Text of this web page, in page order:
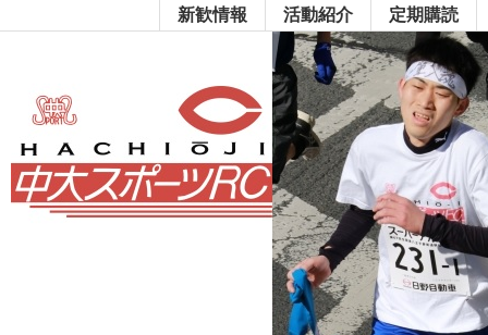
定期購読
活動紹介
新歓情報